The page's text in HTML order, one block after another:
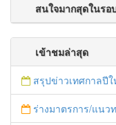
สนใจมากสุดในรอ
เข้าชมล่าสุด
สรุปข่าวเทศกาลปีใ
ร่างมาตรการ/แนวทาง ในการดำเนิน